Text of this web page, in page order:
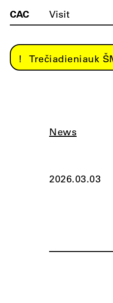
CAC Visit
Trečiadieniauk
News
2026.03.03